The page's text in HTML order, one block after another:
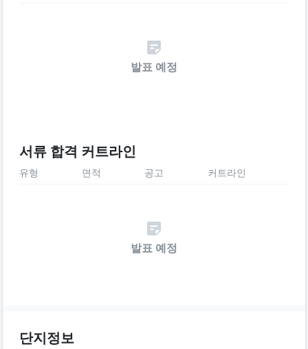
발표 예정
서류 합격 커트라인
유형 면적 공고 커트라인
발표 예정
단지정보